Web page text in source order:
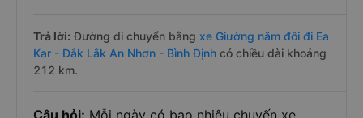
Trả lời: Đường di chuyển bằng xe Giường nằm đôi đi Ea
Kar - Đắk Lắk An Nhơn - Bình Định có chiều dài khoảng
212 km.
Câu hỏi: Mỗi ngày có bao nhiêu chuyến xe